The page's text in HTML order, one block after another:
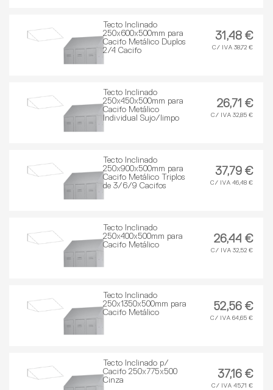
Tecto Inclinado
250x600x500mm para
Cacifo Metálico Duplos
2/4 Cacifo
31,48 €
C/ IVA 38,72 €
Tecto Inclinado
250x450x500mm para
Cacifo Metálico
Individual Sujo/limpo
26,71 €
C/ IVA 32,85 €
Tecto Inclinado
250x900x500mm para
Cacifo Metálico Triplos
de 3/6/9 Cacifos
37,79 €
C/ IVA 46,48 €
Tecto Inclinado
250x400x500mm para
Cacifo Metálico
26,44 €
C/ IVA 32,52 €
Tecto Inclinado
250x1350x500mm para
Cacifo Metálico
52,56 €
C/ IVA 64,65 €
Tecto Inclinado p/
Cacifo 250x775x500
Cinza
37,16 €
C/ IVA 45,71 €